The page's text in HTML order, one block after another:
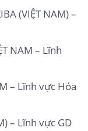
(VIỆT NAM) –
NAM – Lĩnh
– Lĩnh vực Hóa
– Lĩnh vực GD